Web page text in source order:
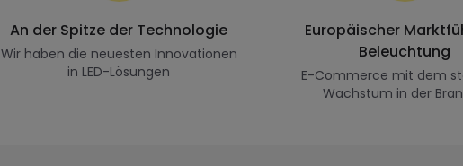
An der Spitze der Technologie
Wir haben die neuesten Innovationen
in LED-Lösungen
Europäischer
Beleuchtung
E-Commerce mit dem
Wachstum in der